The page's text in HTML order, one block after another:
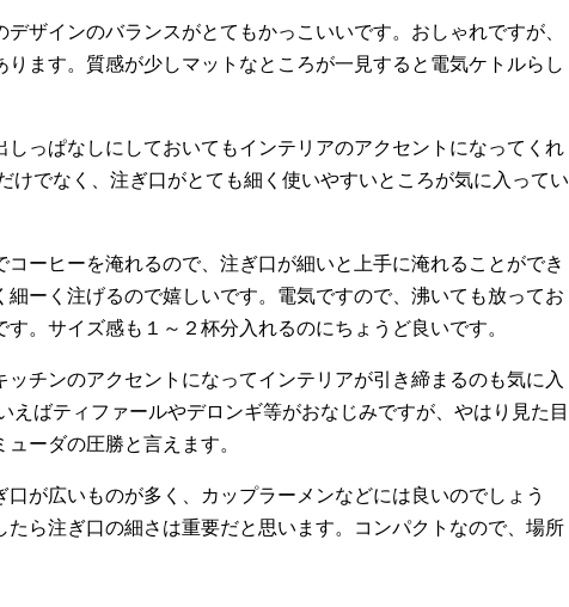
ザインのバランスがとてもかっこいいです。おしゃれですが、
ります。質感が少しマットなところが一見すると電気ケトルらし
しっぱなしにしておいてもインテリアのアクセントになってくれ
けでなく、注ぎ口がとても細く使いやすいところが気に入ってい
ーヒーを淹れるので、注ぎ口が細いと上手に淹れることができ
細ーく注げるので嬉しいです。電気ですので、沸いても放ってお
。サイズ感も１～２杯分入れるのにちょうど良いです。
チンのアクセントになってインテリアが引き締まるのも気に入
えばティファールやデロンギ等がおなじみですが、やはり見た目
ーダの圧勝と言えます。
口が広いものが多く、カップラーメンなどには良いのでしょう
たら注ぎ口の細さは重要だと思います。コンパクトなので、場所